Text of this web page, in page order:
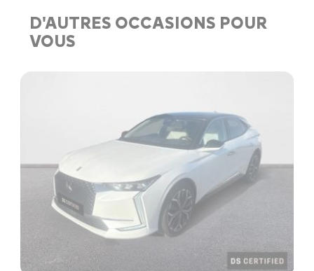
D'AUTRES OCCASIONS POUR
VOUS